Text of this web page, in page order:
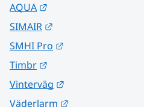
AQUA
SIMAIR
SMHI Pro
Timbr
Vinterväg
Väderlarm